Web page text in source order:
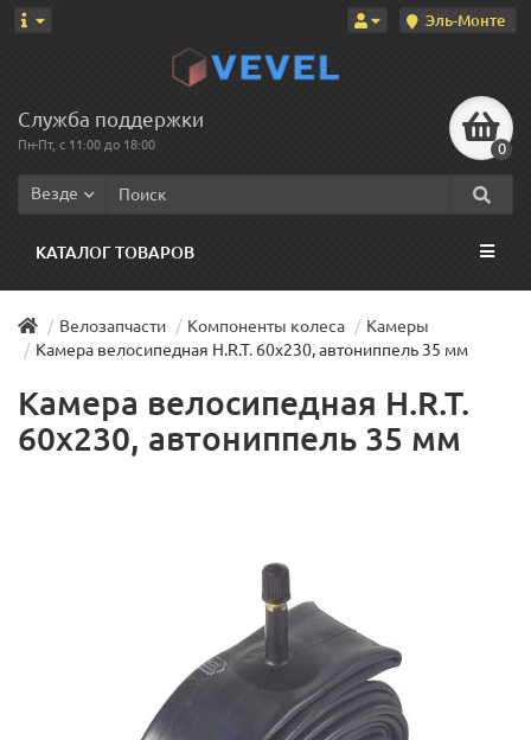
Эль-Монте
Служба поддержки
Пн-Пт, с 11:00 до 18:00 0
Везде
КАТАЛОГ ТОВАРОВ
Велозапчасти Компоненты колеса
Камеры
Камера велосипедная H.R.T. 60x230, автониппель 35 мм
Камера велосипедная H.R.T.
60x230, автониппель 35 мм